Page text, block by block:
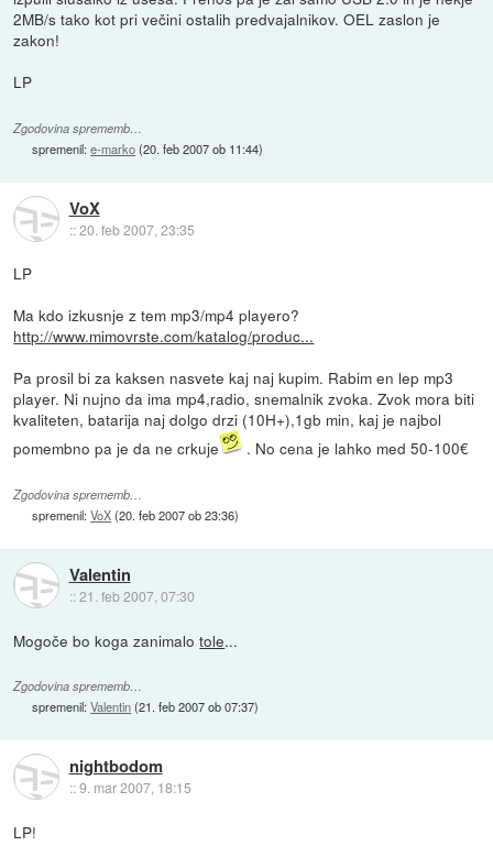
2MB/s tako kot pri večini ostalih predvajalnikov. OEL zaslon je
zakon!
LP
Zgodovina sprememb…
spremenil:e-marko(20. feb 2007 ob 11:44)
VoX
::20. feb 2007, 23:35
LP
Ma kdo izkusnje z tem mp3/mp4 playero?
http://www.mimovrste.com/katalog/produc...
Pa prosil bi za kaksen nasvete kaj naj kupim. Rabim en lep mp3
player. Ni nujno da ima mp4,radio, snemalnik zvoka. Zvok mora biti
kvaliteten, batarija naj dolgo drzi (10H+),1gb min, kaj je najbol
pomembno pa je da ne crkuje
. No cena je lahko med 50-100€
Zgodovina sprememb…
spremenil:VoX(20. feb 2007 ob 23:36)
Valentin
::21. feb 2007, 07:30
Mogoče bo koga zanimalotole...
Zgodovina sprememb…
spremenil:Valentin(21. feb 2007 ob 07:37)
nightbodom
::9. mar 2007, 18:15
LP!